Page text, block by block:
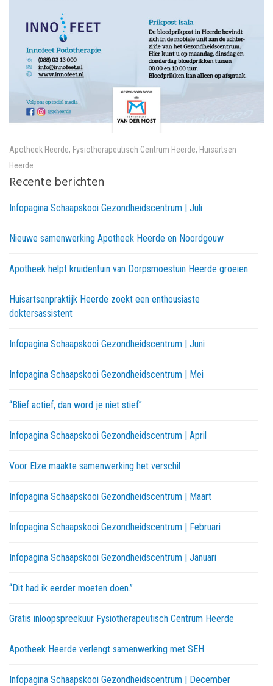
Apotheek Heerde, Fysiotherapeutisch Centrum Heerde, Huisartsen
Heerde
Recente berichten
Infopagina Schaapskooi Gezondheidscentrum | Juli
Nieuwe samenwerking Apotheek Heerde en Noordgouw
Apotheek helpt kruidentuin van Dorpsmoestuin Heerde groeien
Huisartsenpraktijk Heerde zoekt een enthousiaste
doktersassistent
Infopagina Schaapskooi Gezondheidscentrum | Juni
Infopagina Schaapskooi Gezondheidscentrum | Mei
“Blief actief, dan word je niet stief”
Infopagina Schaapskooi Gezondheidscentrum | April
Voor Elze maakte samenwerking het verschil
Infopagina Schaapskooi Gezondheidscentrum | Maart
Infopagina Schaapskooi Gezondheidscentrum | Februari
Infopagina Schaapskooi Gezondheidscentrum | Januari
“Dit had ik eerder moeten doen.”
Gratis inloopspreekuur Fysiotherapeutisch Centrum Heerde
Apotheek Heerde verlengt samenwerking met SEH
Infopagina Schaapskooi Gezondheidscentrum | December